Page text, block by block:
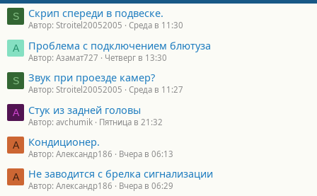
S Скрип спереди в подвеске.
Автор: Stroitel20052005 Среда в 11:30
А Проблема с подключением блютуза
Автор: Азамат727 Четверг в 13:30
S Звук при проезде камер?
Автор: Stroitel20052005 Среда в 11:27
A Стук из задней головы
Автор: avchumik Пятница в 21:32
А Кондиционер.
Автор: Александр186 Вчера в 06:13
А Не заводится с брелка сигнализации
Автор: Александр186 Вчера в 06:29